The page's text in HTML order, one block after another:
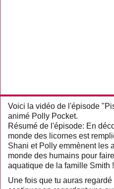
Voici la vidéo de l'épisode
animé Polly Pocket.
Résumé de l'épisode: En
monde des licornes est
Shani et Polly emmènent les
monde des humains pour
aquatique de la famille Smith !
Une fois que tu auras